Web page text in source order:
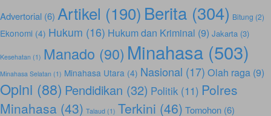
Advertorial (6) Artikel (190) Berita (304) Bitung (2)
Ekonomi (4) Hukum (16) Hukum dan Kriminal (9) Jakarta (3)
Kesehatan (1) Manado (90) Minahasa (503)
Minahasa Selatan (1) Minahasa Utara (4) Nasional (17) Olah raga (9)
Opini (88) Pendidikan (32) Politik (11) Polres
Minahasa (43) Talaud (1) Terkini (46) Tomohon (6)